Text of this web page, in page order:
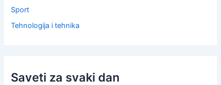
Sport
Tehnologija i tehnika
Saveti za svaki dan